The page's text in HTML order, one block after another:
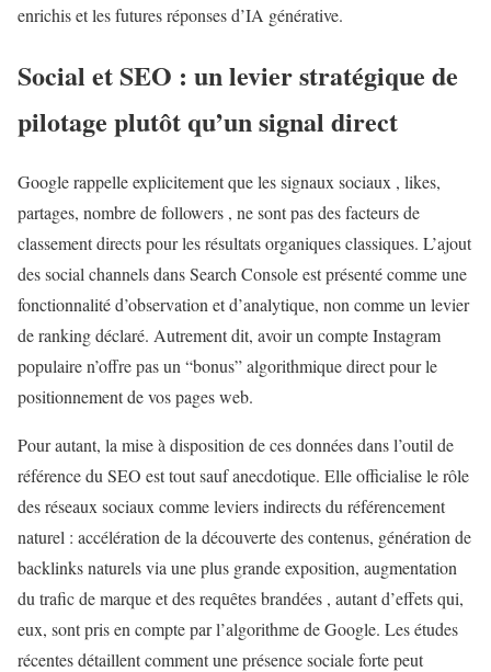
enrichis et les futures réponses d’IA générative.
Social et SEO : un levier stratégique de
pilotage plutôt qu’un signal direct
Google rappelle explicitement que les signaux sociaux , likes,
partages, nombre de followers , ne sont pas des facteurs de
classement directs pour les résultats organiques classiques. L’ajout
des social channels dans Search Console est présenté comme une
fonctionnalité d’observation et d’analytique, non comme un levier
de ranking déclaré. Autrement dit, avoir un compte Instagram
populaire n’offre pas un “bonus” algorithmique direct pour le
positionnement de vos pages web.
Pour autant, la mise à disposition de ces données dans l’outil de
référence du SEO est tout sauf anecdotique. Elle officialise le rôle
des réseaux sociaux comme leviers indirects du référencement
naturel : accélération de la découverte des contenus, génération de
backlinks naturels via une plus grande exposition, augmentation
du trafic de marque et des requêtes brandées , autant d’effets qui,
eux, sont pris en compte par l’algorithme de Google. Les études
récentes détaillent comment une présence sociale forte peut